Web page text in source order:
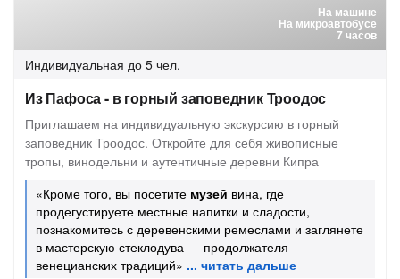
На машине
На микроавтобусе
7 часов
Индивидуальная до 5 чел.
Из Пафоса - в горный заповедник Троодос
Приглашаем на индивидуальную экскурсию в горный
заповедник Троодос. Откройте для себя живописные
тропы, винодельни и аутентичные деревни Кипра
«Кроме того, вы посетите музей вина, где
продегустируете местные напитки и сладости,
познакомитесь с деревенскими ремеслами и заглянете
в мастерскую стеклодува — продолжателя
венецианских традиций»